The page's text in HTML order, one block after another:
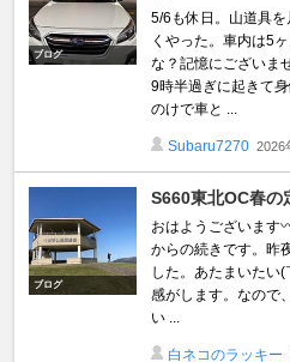
ブログ
5/6も休日。山道具
くやった。車内は5
な？記憶にございま
9時半過ぎに起きて
のけで車と ...
Subaru7270 2026
ブログ
S660東北OC春の
おはようございます
からの続きです。昨
した。あたまいたい
感がします。なので
い ...
白ネコのラッキー